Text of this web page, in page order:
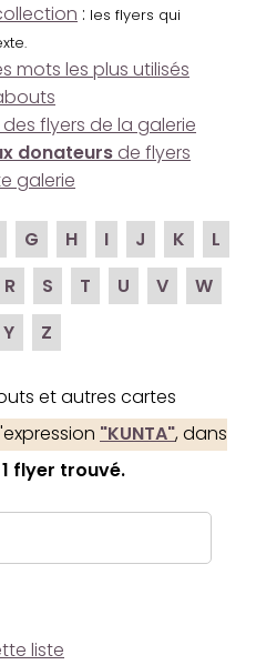
: les flyers qui
mots les plus utilisés
des flyers de la galerie
donateurs de flyers
galerie
G H I J K
L
R S T U V
W
Y Z
et autres cartes
"KUNTA", dans
1 flyer trouvé.
liste